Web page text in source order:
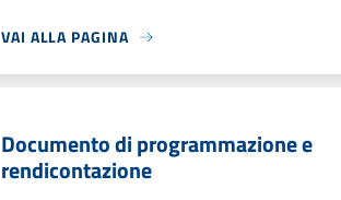
VAI ALLA PAGINA
Documento di programmazione e
rendicontazione